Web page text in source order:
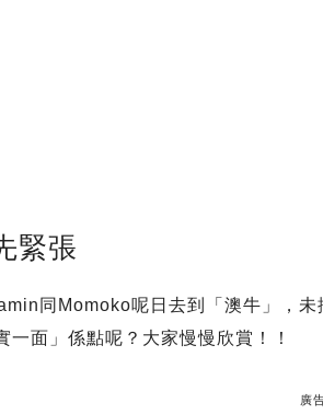
緊張
同Momoko呢日去到「澳牛」，未
一面」係點呢？大家慢慢欣賞！！
廣